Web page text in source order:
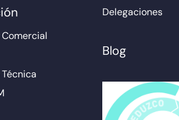
Delegaciones
Blog